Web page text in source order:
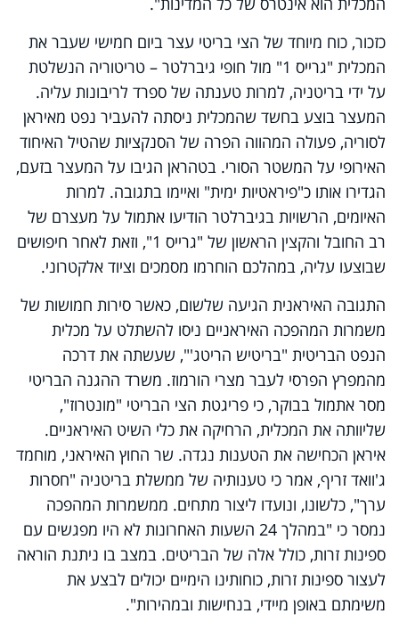
כזכור, כוח מיוחד של הצי בריטי עצר ביום חמישי שעבר את
המכלית "גרייס 1" מול חופי גיברלטר – טריטוריה הנשלטת
על ידי בריטניה, למרות טענתה של ספרד לריבונות עליה.
המעצר בוצע בחשד שהמכלית ניסתה להעביר נפט מאיראן
לסוריה, פעולה המהווה הפרה של הסנקציות שהטיל האיחוד
האירופי על המשטר הסורי. בטהראן הגיבו על המעצר בזעם,
הגדירו אותו כ"פיראטיות ימית" ואיימו בתגובה. למרות
האיומים, הרשויות בגיברלטר הודיעו אתמול על מעצרם של
רב החובל והקצין הראשון של "גרייס 1", וזאת לאחר חיפושים
שבוצעו עליה, במהלכם הוחרמו מסמכים וציוד אלקטרוני.
התגובה האיראנית הגיעה שלשום, כאשר סירות חמושות של
משמרות המהפכה האיראניים ניסו להשתלט על מכלית
הנפט הבריטית "בריטיש הריטג'", שעשתה את דרכה
מהמפרץ הפרסי לעבר מצרי הורמוז. משרד ההגנה הבריטי
מסר אתמול בבוקר, כי פריגטת הצי הבריטי "מונטרוז",
שליוותה את המכלית, הרחיקה את כלי השיט האיראניים.
איראן הכחישה את הטענות נגדה. שר החוץ האיראני, מוחמד
ג'וואד זריף, אמר כי טענותיה של ממשלת בריטניה "חסרות
ערך", כלשונו, ונועדו ליצור מתחים. ממשמרות המהפכה
נמסר כי "במהלך 24 השעות האחרונות לא היו מפגשים עם
ספינות זרות, כולל אלה של הבריטים. במצב בו ניתנת הוראה
לעצור ספינות זרות, כוחותינו הימיים יכולים לבצע את
משימתם באופן מיידי, בנחישות ובמהירות".